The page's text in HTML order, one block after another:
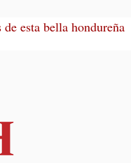
esta bella hondureña